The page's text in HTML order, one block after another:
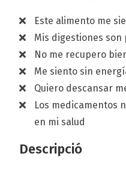
Este alimento me
Mis digestiones son
No me recupero
Me siento sin
Quiero descansar
Los medicamentos
en mi salud
Descripció